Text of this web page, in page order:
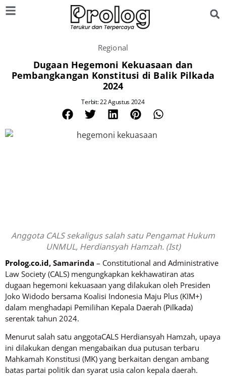
Regional
Dugaan Hegemoni Kekuasaan dan
Pembangkangan Konstitusi di Balik Pilkada
2024
Terbit: 22 Agustus 2024
Anggota CALS sekaligus salah satu Pengamat Hukum
UNMUL, Herdiansyah Hamzah. (Ist)
Prolog.co.id, Samarinda – Constitutional and Administrative
Law Society (CALS) mengungkapkan kekhawatiran atas
dugaan hegemoni kekuasaan yang dilakukan oleh Presiden
Joko Widodo bersama Koalisi Indonesia Maju Plus (KIM+)
dalam menghadapi Pemilihan Kepala Daerah (Pilkada)
serentak tahun 2024.
Menurut salah satu anggotaCALS Herdiansyah Hamzah, upaya
ini dilakukan dengan mengabaikan dua putusan terbaru
Mahkamah Konstitusi (MK) yang berkaitan dengan ambang
batas partai politik dan syarat usia calon kepala daerah.